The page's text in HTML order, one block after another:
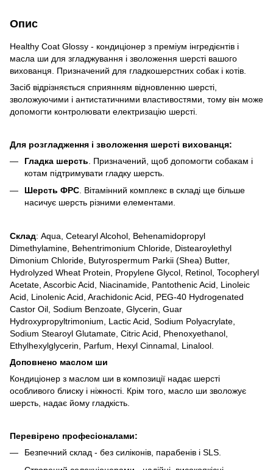
Опис
Healthy Coat Glossy - кондиціонер з преміум інгредієнтів і
масла ши для згладжування і зволоження шерсті вашого
вихованця. Призначений для гладкошерстних собак і котів.
Засіб відрізняється сприянням відновленню шерсті,
зволожуючими і антистатичними властивостями, тому він може
допомогти контролювати електризацію шерсті.
Для розгладження і зволоження шерсті вихованця:
Гладка шерсть . Призначений, щоб допомогти собакам і
котам підтримувати гладку шерсть.
Шерсть ФРС . Вітамінний комплекс в складі ще більше
насичує шерсть різними елементами.
Склад: Aqua, Cetearyl Alcohol, Behenamidopropyl
Dimethylamine, Behentrimonium Chloride, Distearoylethyl
Dimonium Chloride, Butyrospermum Parkii (Shea) Butter,
Hydrolyzed Wheat Protein, Propylene Glycol, Retinol, Tocopheryl
Acetate, Ascorbic Acid, Niacinamide, Pantothenic Acid, Linoleic
Acid, Linolenic Acid, Arachidonic Acid, PEG-40 Hydrogenated
Castor Oil, Sodium Benzoate, Glycerin, Guar
Hydroxypropyltrimonium, Lactic Acid, Sodium Polyacrylate,
Sodium Stearoyl Glutamate, Citric Acid, Phenoxyethanol,
Ethylhexylglycerin, Parfum, Hexyl Cinnamal, Linalool.
Доповнено маслом ши
Кондиціонер з маслом ши в композиції надає шерсті
особливого блиску і ніжності. Крім того, масло ши зволожує
шерсть, надає йому гладкість.
Перевірено професіоналами:
Безпечний склад - без силіконів, парабенів і SLS.